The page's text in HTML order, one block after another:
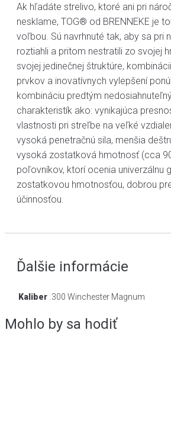
Ak hľadáte strelivo, ktoré ani pri
nesklame, TOG® od BRENNEKE je
voľbou. Sú navrhnuté tak, aby sa pri
roztiahli a pritom nestratili zo svojej
svojej jedinečnej štruktúre,
prvkov a inovatívnych vylepšení
kombináciu predtým
charakteristík ako: vynikajúca
vlastnosti pri streľbe na veľké
vysoká penetračnú sila, menšia
vysoká zostatková hmotnosť (cca
poľovníkov, ktorí ocenia univerzálnu
zostatkovou hmotnosťou, dobrou
účinnosťou.
Ďalšie informácie
Kaliber .300 Winchester Magnum
Mohlo by sa hodiť